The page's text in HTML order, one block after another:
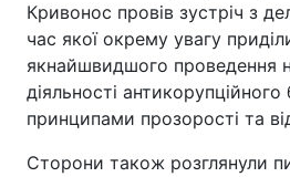
Кривонос провів зустріч з
час якої окрему увагу
якнайшвидшого проведення
діяльності
принципами прозорості та
Сторони також розглянули